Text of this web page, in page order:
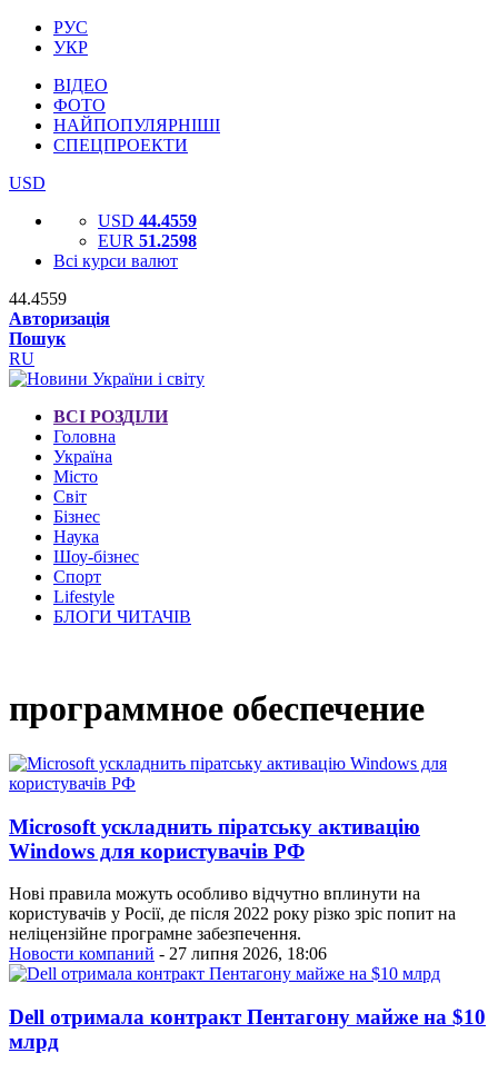
РУС
УКР
ВІДЕО
ФОТО
НАЙПОПУЛЯРНІШІ
СПЕЦПРОЕКТИ
USD
USD 44.4559
EUR 51.2598
Всі курси валют
44.4559
Авторизація
Пошук
RU
ВСІ РОЗДІЛИ
Головна
Україна
Місто
Світ
Бізнес
Наука
Шоу-бізнес
Спорт
Lifestyle
БЛОГИ ЧИТАЧІВ
программное обеспечение
Microsoft ускладнить піратську активацію
Windows для користувачів РФ
Нові правила можуть особливо відчутно вплинути на
користувачів у Росії, де після 2022 року різко зріс попит на
неліцензійне програмне забезпечення.
Новости компаний - 27 липня 2026, 18:06
Dell отримала контракт Пентагону майже на $10
млрд